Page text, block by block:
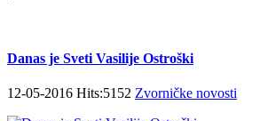
Danas je Sveti Vasilije Ostroški
12-05-2016 Hits:5152 Zvorničke novosti